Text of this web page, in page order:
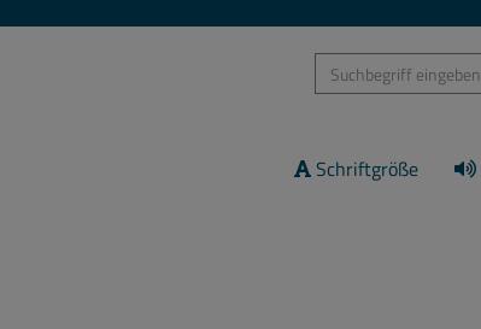
Schriftgröße